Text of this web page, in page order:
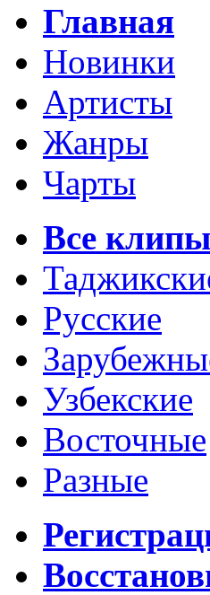
Главная
Новинки
Артисты
Жанры
Чарты
Все клипы
Русские
Узбекские
Восточные
Разные